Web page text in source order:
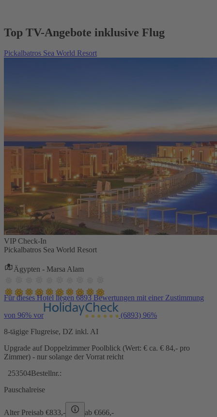
Top TV-Angebote inklusive Flug
Pickalbatros Sea World Resort
VIP Check-In
Pickalbatros Sea World Resort
Ägypten - Marsa Alam
Für dieses Hotel liegen 6893 Bewertungen mit einer Zustimmung
von 96% vor (6893) 96%
8-tägige Flugreise, DZ inkl. AI
Upgrade auf Doppelzimmer Poolblick (Wert: € ca. € 84,- pro
Zimmer) - nur solange der Vorrat reicht
253504Bestellnr.:
Pauschalreise
Alter Preisab €833,- ab €666,-